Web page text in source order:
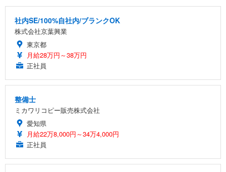
社内SE/100%自社内/ブランクOK
株式会社京葉興業
東京都
月給28万円～38万円
正社員
整備士
ミカワリコピー販売株式会社
愛知県
月給22万8,000円～34万4,000円
正社員